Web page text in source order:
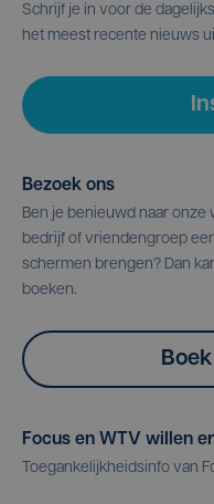
Schrijf je in voor de
het meest recente nieuws
Bezoek ons
Ben je benieuwd naar
bedrijf of vriendengroep
schermen brengen? Dan
boeken.
Focus en WTV willen
Toegankelijkheidsinfo van